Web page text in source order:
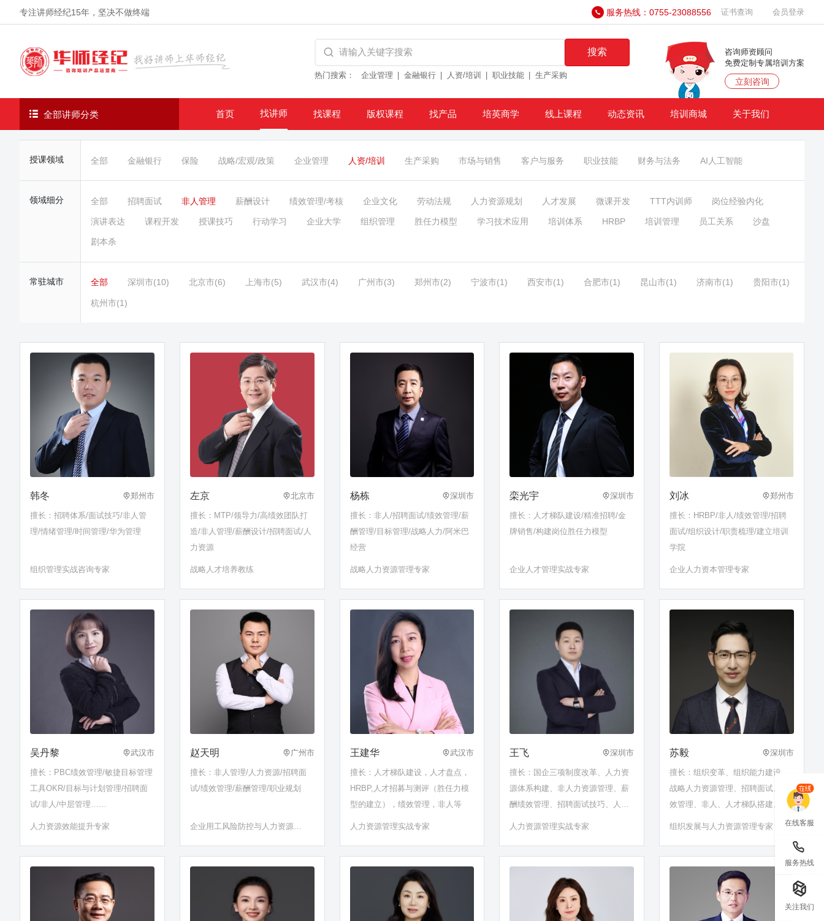
专注讲师经纪15年 ，坚决不做终端 服务热线：0755-23088556 证书查询 会员登录
搜索
热门搜索： 企业管理 金融银行 人资/培训 职业技能 生产采购
咨询师资顾问
免费定制专属培训方案
立刻咨询
全部讲师分类 首页 找讲师 找课程 版权课程 找产品 培英商学 线上课程 动态资讯 培训商城 关于我们
授课领域 全部 金融银行 保险 战略/宏观/政策 企业管理 人资/培训 生产采购 市场与销售 客户与服务 职业技能 财务与法务 AI人工智能
领域细分 全部 招聘面试 非人管理 薪酬设计 绩效管理/考核 企业文化 劳动法规 人力资源规划 人才发展 微课开发 TTT内训师 岗位经验内化
演讲表达 课程开发 授课技巧 行动学习 企业大学 组织管理 胜任力模型 学习技术应用 培训体系 HRBP 培训管理 员工关系 沙盘
剧本杀
常驻城市 全部 深圳市(10) 北京市(6) 上海市(5) 武汉市(4) 广州市(3) 郑州市(2) 宁波市(1) 西安市(1) 合肥市(1) 昆山市(1) 济南市(1) 贵阳市(1)
杭州市(1)
韩冬 郑州市
擅长：招聘体系/面试技巧/非人管
理/情绪管理/时间管理/华为管理
组织管理实战咨询专家
左京 北京市
擅长：MTP/领导力/高绩效团队打
造/非人管理/薪酬设计/招聘面试/人
力资源
战略人才培养教练
杨栋 深圳市
擅长：非人/招聘面试/绩效管理/薪
酬管理/目标管理/战略人力/阿米巴
经营
战略人力资源管理专家
栾光宇 深圳市
擅长：人才梯队建设/精准招聘/金
牌销售/构建岗位胜任力模型
企业人才管理实战专家
刘冰 郑州市
擅长：HRBP/非人/绩效管理/招聘
面试/组织设计/职责梳理/建立培训
学院
企业人力资本管理专家
吴丹黎 武汉市
擅长：PBC绩效管理/敏捷目标管理
工具OKR/目标与计划管理/招聘面
试/非人/中层管理……
人力资源效能提升专家
赵天明 广州市
擅长：非人管理/人力资源/招聘面
试/绩效管理/薪酬管理/职业规划
企业用工风险防控与人力资源管
理资深专家
王建华 武汉市
擅长：人才梯队建设，人才盘点，
HRBP,人才招募与测评（胜任力模
型的建立），绩效管理，非人等
人力资源管理实战专家
王飞 深圳市
擅长：国企三项制度改革、人力资
源体系构建、非人力资源管理、薪
酬绩效管理、招聘面试技巧、人才
人力资源管理实战专家
苏毅 深圳市
擅长：组织变革、组织能力建设、
战略人力资源管理、招聘面试、绩
效管理、非人、人才梯队搭建、企
业文化建设、培训发展体系建设、
组织发展与人力资源管理专家 在线客服
服务热线
关注我们